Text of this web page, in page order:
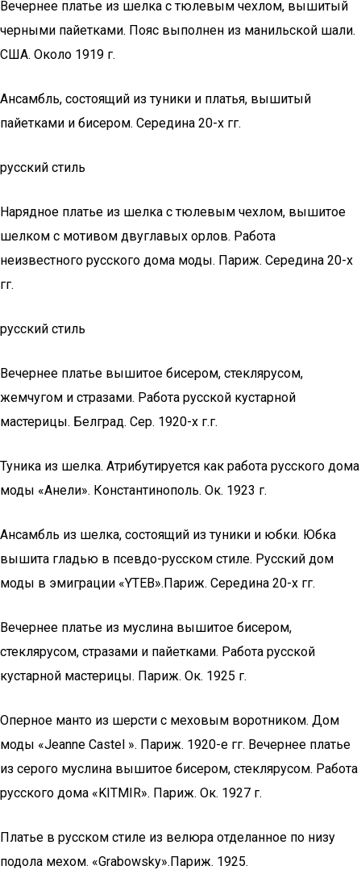
Вечернее платье из шелка с тюлевым чехлом, вышитый
черными пайетками. Пояс выполнен из манильской шали.
США. Около 1919 г.
Ансамбль, состоящий из туники и платья, вышитый
пайетками и бисером. Середина 20-х гг.
русский стиль
Нарядное платье из шелка с тюлевым чехлом, вышитое
шелком с мотивом двуглавых орлов. Работа
неизвестного русского дома моды. Париж. Середина 20-х
гг.
русский стиль
Вечернее платье вышитое бисером, стеклярусом,
жемчугом и стразами. Работа русской кустарной
мастерицы. Белград. Сер. 1920-х г.г.
Туника из шелка. Атрибутируется как работа русского дома
моды «Анели». Константинополь. Ок. 1923 г.
Ансамбль из шелка, состоящий из туники и юбки. Юбка
вышита гладью в псевдо-русском стиле. Русский дом
моды в эмиграции «YTEB».Париж. Середина 20-х гг.
Вечернее платье из муслина вышитое бисером,
стеклярусом, стразами и пайетками. Работа русской
кустарной мастерицы. Париж. Ок. 1925 г.
Оперное манто из шерсти с меховым воротником. Дом
моды «Jeanne Castel ». Париж. 1920-е гг. Вечернее платье
из серого муслина вышитое бисером, стеклярусом. Работа
русского дома «KITMIR». Париж. Ок. 1927 г.
Платье в русском стиле из велюра отделанное по низу
подола мехом. «Grabowsky».Париж. 1925.